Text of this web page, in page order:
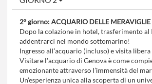
2° giorno: ACQUARIO DELLE MERAVIGLIE
Dopo la colazione in hotel, trasferimento al
addentrarci nel mondo sottomarino!
Ingresso all’acquario (incluso) e visita
Visitare l’acquario di Genova è come
emozionante attraverso l’immensità del
Un’esperienza unica alla scoperta di un